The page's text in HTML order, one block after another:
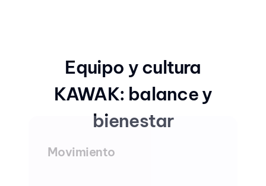
Equipo y cultura
KAWAK: balance y
bienestar
Movimiento